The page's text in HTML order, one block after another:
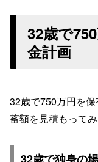
32歳で
金計画
32歳で750万円を
蓄額を見積もってみ
32歳で独身の